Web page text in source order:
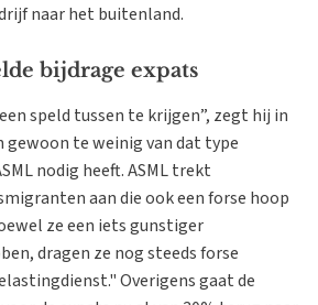
naar het buitenland.
bijdrage expats
speld tussen te krijgen”, zegt hij in
gewoon te weinig van dat type
nodig heeft. ASML trekt
aan die ook een forse hoop
ze een iets gunstiger
dragen ze nog steeds forse
Overigens gaat de